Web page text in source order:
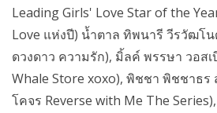
Leading Girls' Love Star of the
Love แห่งปี) น้ำตาล ทิพนารี วีรวัฒโ
ดวงดาว ความรัก), มิ้ลค์ พรรษา วอส
Whale Store xoxo), พิชชา พิชชาธร
โคจร Reverse with Me The